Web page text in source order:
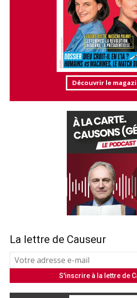
Découvrir le
La lettre de Causeur